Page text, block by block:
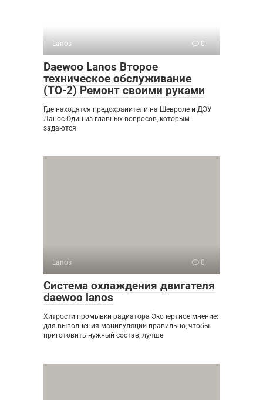
Lanos 0
Daewoo Lanos Второе
техническое обслуживание
(ТО-2) Ремонт своими руками
Где находятся предохранители на Шевроле и ДЭУ
Ланос Один из главных вопросов, которым
задаются
Lanos 0
Система охлаждения двигателя
daewoo lanos
Хитрости промывки радиатора Экспертное мнение:
для выполнения манипуляции правильно, чтобы
приготовить нужный состав, лучше